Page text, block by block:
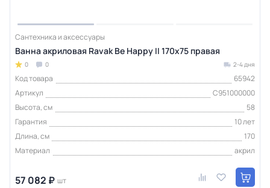
Сантехника и аксессуары
Ванна акриловая Ravak Be Happy II 170х75 правая
0 0 2-4 дня
Код товара
65942
Артикул
C951000000
Высота, см
58
Гарантия
10 лет
Длина, см
170
Материал
акрил
57 082 ₽ шт